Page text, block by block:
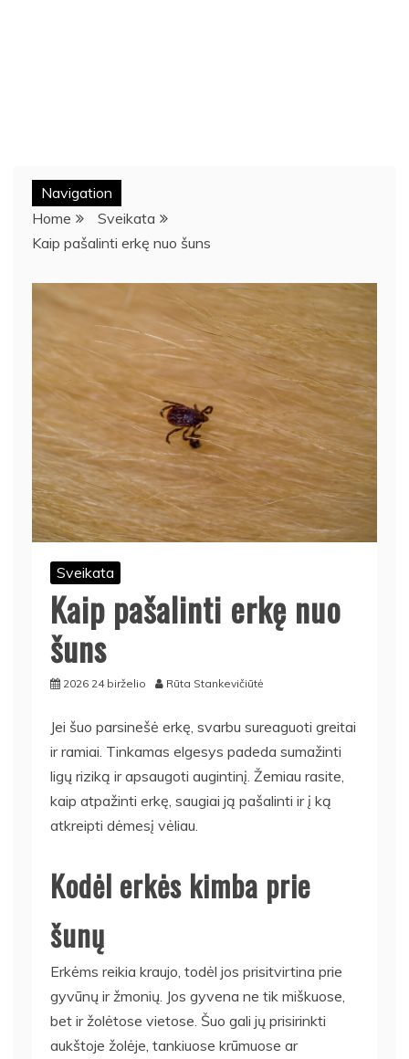
Navigation
Home
Sveikata
Kaip pašalinti erkę nuo šuns
Sveikata
Kaip pašalinti erkę nuo
šuns
2026 24 birželio Rūta Stankevičiūtė
Jei šuo parsinešė erkę, svarbu sureaguoti greitai
ir ramiai. Tinkamas elgesys padeda sumažinti
ligų riziką ir apsaugoti augintinį. Žemiau rasite,
kaip atpažinti erkę, saugiai ją pašalinti ir į ką
atkreipti dėmesį vėliau.
Kodėl erkės kimba prie
šunų
Erkėms reikia kraujo, todėl jos prisitvirtina prie
gyvūnų ir žmonių. Jos gyvena ne tik miškuose,
bet ir žolėtose vietose. Šuo gali jų prisirinkti
aukštoje žolėje, tankiuose krūmuose ar